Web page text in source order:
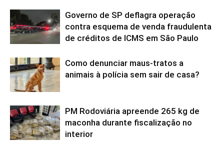
Governo de SP deflagra operação
contra esquema de venda fraudulenta
de créditos de ICMS em São Paulo
Como denunciar maus-tratos a
animais à polícia sem sair de casa?
PM Rodoviária apreende 265 kg de
maconha durante fiscalização no
interior